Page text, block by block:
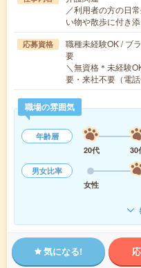
／利用者の方の日
い物や散歩に付き
応募資格
職種未経験OK / ブ
要
＼無資格＊未経験
要・来社不要（電
職場の雰囲気
年齢層
20代
30
男女比率
女性
気になる!